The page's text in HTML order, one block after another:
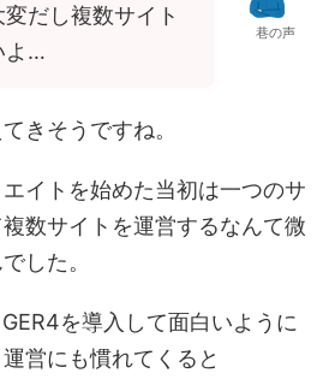
だし複数サイト
よ…
巷の声
きそうですね。
イトを始めた当初は一つのサ
数サイトを運営するなんて微
した。
を導入して面白いように
営にも慣れてくると